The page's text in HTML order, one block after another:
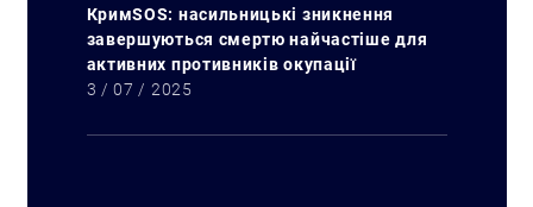
КримSOS: насильницькі зникнення
завершуються смертю найчастіше для
активних противників окупації
3 / 07 / 2025